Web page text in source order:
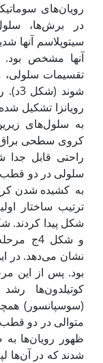
در برش‌ها،
سیتوپلاسم آنها
آنها مشخص بود.
تقسیمات سلولی،
رویان‏زا تشکیل
راحتی قابل جدا
سلولی در دو قطب
به کشیده شدن
ترتیب ساختار
و شکل
نشان می‌دهد. در
بود. پس از این
کوتیلدون‌ها
متوالی در دو قطب
ظهور رویان‌ها به
شدند که در آن‌ها